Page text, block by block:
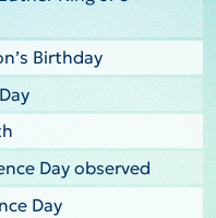
Birthday
Day observed
Day